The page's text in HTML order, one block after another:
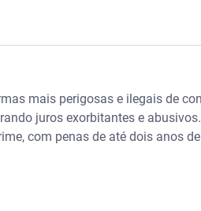
mais perigosas e ilegais de
juros exorbitantes e
com penas de até dois anos